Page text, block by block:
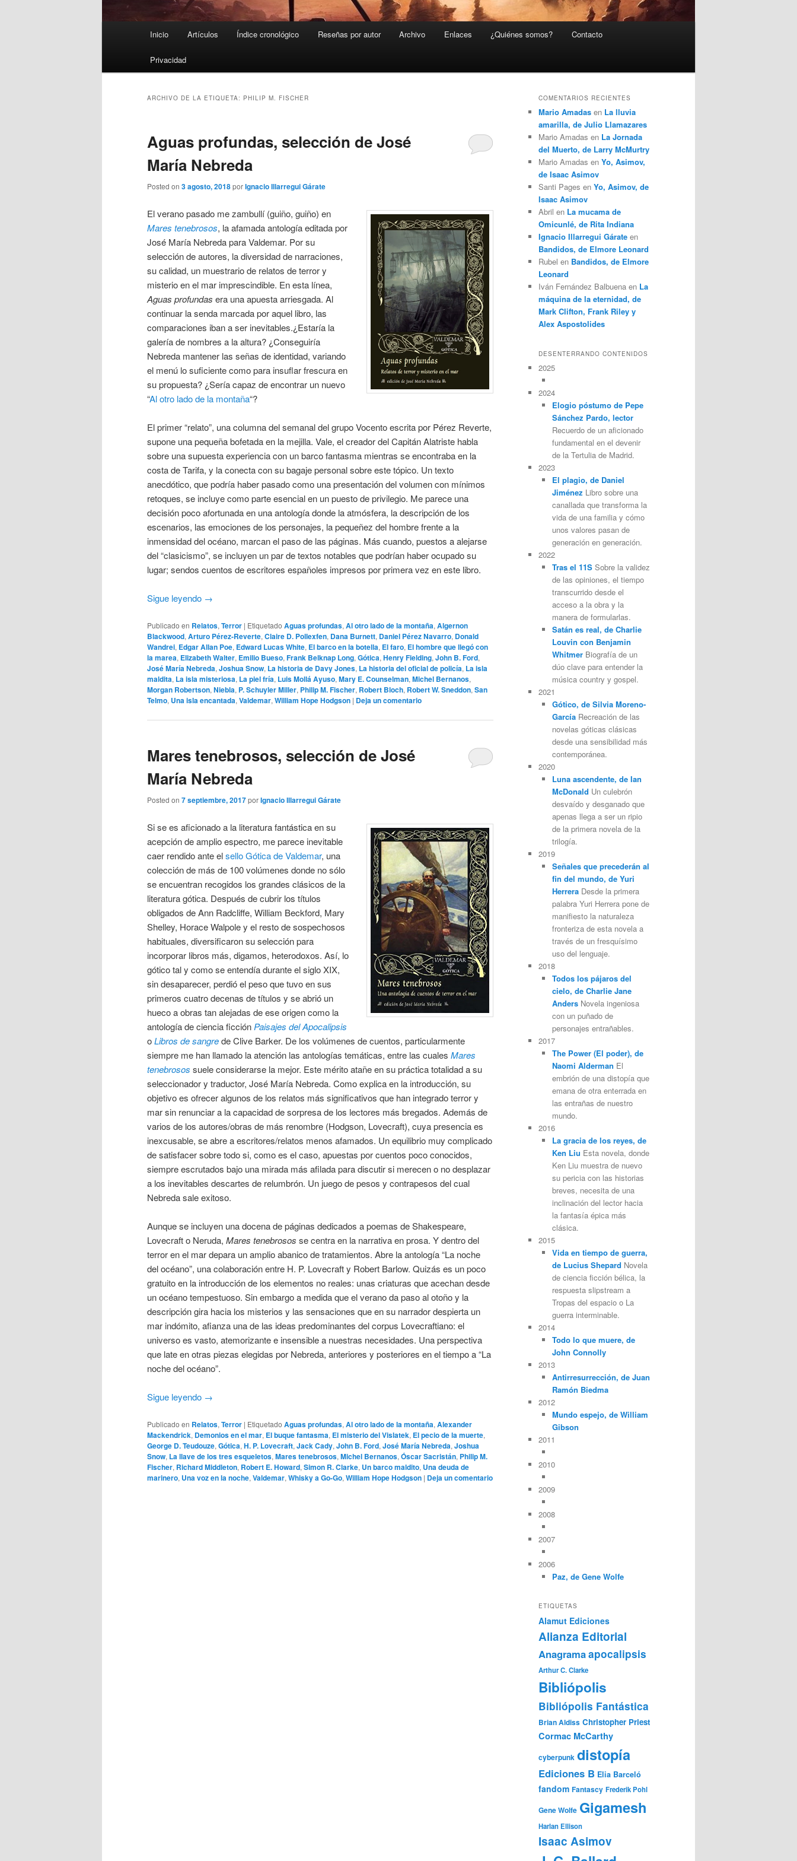
Inicio Artículos Índice cronológico Reseñas por autor Archivo Enlaces ¿Quiénes somos? Contacto
Privacidad
ARCHIVO DE LA ETIQUETA: PHILIP M. FISCHER
Aguas profundas, selección de José
María Nebreda
Posted on 3 agosto, 2018porIgnacio Illarregui Gárate
El verano pasado me zambullí (guiño, guiño) en
Mares tenebrosos, la afamada antología editada por
José María Nebreda para Valdemar. Por su
selección de autores, la diversidad de narraciones,
su calidad, un muestrario de relatos de terror y
misterio en el mar imprescindible. En esta línea,
Aguas profundas era una apuesta arriesgada. Al
continuar la senda marcada por aquel libro, las
comparaciones iban a ser inevitables.¿Estaría la
galería de nombres a la altura? ¿Conseguiría
Nebreda mantener las señas de identidad, variando
el menú lo suficiente como para insuflar frescura en
su propuesta? ¿Sería capaz de encontrar un nuevo
“Al otro lado de la montaña“?
El primer “relato”, una columna del semanal del grupo Vocento escrita por Pérez Reverte,
supone una pequeña bofetada en la mejilla. Vale, el creador del Capitán Alatriste habla
sobre una supuesta experiencia con un barco fantasma mientras se encontraba en la
costa de Tarifa, y la conecta con su bagaje personal sobre este tópico. Un texto
anecdótico, que podría haber pasado como una presentación del volumen con mínimos
retoques, se incluye como parte esencial en un puesto de privilegio. Me parece una
decisión poco afortunada en una antología donde la atmósfera, la descripción de los
escenarios, las emociones de los personajes, la pequeñez del hombre frente a la
inmensidad del océano, marcan el paso de las páginas. Más cuando, puestos a alejarse
del “clasicismo”, se incluyen un par de textos notables que podrían haber ocupado su
lugar; sendos cuentos de escritores españoles impresos por primera vez en este libro.
Sigue leyendo →
Publicado en Relatos, Terror | Etiquetado Aguas profundas, Al otro lado de la montaña, Algernon
Blackwood, Arturo Pérez-Reverte, Claire D. Pollexfen, Dana Burnett, Daniel Pérez Navarro, Donald
Wandrei, Edgar Allan Poe, Edward Lucas White, El barco en la botella, El faro, El hombre que llegó con
la marea, Elizabeth Walter, Emilio Bueso, Frank Belknap Long, Gótica, Henry Fielding, John B. Ford,
José María Nebreda, Joshua Snow, La historia de Davy Jones, La historia del oficial de policía, La isla
maldita, La isla misteriosa, La piel fría, Luis Mollá Ayuso, Mary E. Counselman, Michel Bernanos,
Morgan Robertson, Niebla, P. Schuyler Miller, Philip M. Fischer, Robert Bloch, Robert W. Sneddon, San
Telmo, Una isla encantada, Valdemar, William Hope Hodgson | Deja un comentario
Mares tenebrosos, selección de José
María Nebreda
Posted on 7 septiembre, 2017porIgnacio Illarregui Gárate
Si se es aficionado a la literatura fantástica en su
acepción de amplio espectro, me parece inevitable
caer rendido ante elsello Gótica de Valdemar, una
colección de más de 100 volúmenes donde no sólo
se encuentran recogidos los grandes clásicos de la
literatura gótica. Después de cubrir los títulos
obligados de Ann Radcliffe, William Beckford, Mary
Shelley, Horace Walpole y el resto de sospechosos
habituales, diversificaron su selección para
incorporar libros más, digamos, heterodoxos. Así, lo
gótico tal y como se entendía durante el siglo XIX,
sin desaparecer, perdió el peso que tuvo en sus
primeros cuatro decenas de títulos y se abrió un
hueco a obras tan alejadas de ese origen como la
antología de ciencia ficción Paisajes del Apocalipsis
oLibros de sangrede Clive Barker. De los volúmenes de cuentos, particularmente
siempre me han llamado la atención las antologías temáticas, entre las cuales Mares
tenebrosos suele considerarse la mejor. Este mérito atañe en su práctica totalidad a su
seleccionador y traductor, José María Nebreda. Como explica en la introducción, su
objetivo es ofrecer algunos de los relatos más significativos que han integrado terror y
mar sin renunciar a la capacidad de sorpresa de los lectores más bregados. Además de
varios de los autores/obras de más renombre (Hodgson, Lovecraft), cuya presencia es
inexcusable, se abre a escritores/relatos menos afamados. Un equilibrio muy complicado
de satisfacer sobre todo si, como es el caso, apuestas por cuentos poco conocidos,
siempre escrutados bajo una mirada más afilada para discutir si merecen o no desplazar
a los inevitables descartes de relumbrón. Un juego de pesos y contrapesos del cual
Nebreda sale exitoso.
Aunque se incluyen una docena de páginas dedicados a poemas de Shakespeare,
Lovecraft o Neruda, Mares tenebrosos se centra en la narrativa en prosa. Y dentro del
terror en el mar depara un amplio abanico de tratamientos. Abre la antología “La noche
del océano”, una colaboración entre H. P. Lovecraft y Robert Barlow. Quizás es un poco
gratuito en la introducción de los elementos no reales: unas criaturas que acechan desde
un océano tempestuoso. Sin embargo a medida que el verano da paso al otoño y la
descripción gira hacia los misterios y las sensaciones que en su narrador despierta un
mar indómito, afianza una de las ideas predominantes del corpus Lovecraftiano: el
universo es vasto, atemorizante e insensible a nuestras necesidades. Una perspectiva
que late en otras piezas elegidas por Nebreda, anteriores y posteriores en el tiempo a “La
noche del océano”.
Sigue leyendo →
Publicado en Relatos, Terror | Etiquetado Aguas profundas, Al otro lado de la montaña, Alexander
Mackendrick, Demonios en el mar, El buque fantasma, El misterio del Vislatek, El pecio de la muerte,
George D. Teudouze, Gótica, H. P. Lovecraft, Jack Cady, John B. Ford, José María Nebreda, Joshua
Snow, La llave de los tres esqueletos, Mares tenebrosos, Michel Bernanos, Óscar Sacristán, Philip M.
Fischer, Richard Middleton, Robert E. Howard, Simon R. Clarke, Un barco maldito, Una deuda de
marinero, Una voz en la noche, Valdemar, Whisky a Go-Go, William Hope Hodgson | Deja un comentario
COMENTARIOS RECIENTES
Mario Amadas en La lluvia
amarilla, de Julio Llamazares
Mario Amadas en La Jornada
del Muerto, de Larry McMurtry
Mario Amadas en Yo, Asimov,
de Isaac Asimov
Santi Pages en Yo, Asimov, de
Isaac Asimov
Abril en La mucama de
Omicunlé, de Rita Indiana
Ignacio Illarregui Gárate en
Bandidos, de Elmore Leonard
Rubel en Bandidos, de Elmore
Leonard
Iván Fernández Balbuena en La
máquina de la eternidad, de
Mark Clifton, Frank Riley y
Alex Aspostolides
DESENTERRANDO CONTENIDOS
2025
2024
Elogio póstumo de Pepe
Sánchez Pardo, lector
Recuerdo de un aficionado
fundamental en el devenir
de la Tertulia de Madrid.
2023
El plagio, de Daniel
Jiménez Libro sobre una
canallada que transforma la
vida de una familia y cómo
unos valores pasan de
generación en generación.
2022
Tras el 11SSobre la validez
de las opiniones, el tiempo
transcurrido desde el
acceso a la obra y la
manera de formularlas.
Satán es real, de Charlie
Louvin con Benjamin
WhitmerBiografía de un
dúo clave para entender la
música country y gospel.
2021
Gótico, de Silvia Moreno-
GarcíaRecreación de las
novelas góticas clásicas
desde una sensibilidad más
contemporánea.
2020
Luna ascendente, de Ian
McDonald Un culebrón
desvaído y desganado que
apenas llega a ser un ripio
de la primera novela de la
trilogía.
2019
Señales que precederán al
fin del mundo, de Yuri
HerreraDesde la primera
palabra Yuri Herrera pone de
manifiesto la naturaleza
fronteriza de esta novela a
través de un fresquísimo
uso del lenguaje.
2018
Todos los pájaros del
cielo, de Charlie Jane
AndersNovela ingeniosa
con un puñado de
personajes entrañables.
2017
The Power (El poder), de
Naomi Alderman El
embrión de una distopía que
emana de otra enterrada en
las entrañas de nuestro
mundo.
2016
La gracia de los reyes, de
Ken Liu Esta novela, donde
Ken Liu muestra de nuevo
su pericia con las historias
breves, necesita de una
inclinación del lector hacia
la fantasía épica más
clásica.
2015
Vida en tiempo de guerra,
de Lucius Shepard Novela
de ciencia ficción bélica, la
respuesta slipstream a
Tropas del espacio o La
guerra interminable.
2014
Todo lo que muere, de
John Connolly
2013
Antirresurrección, de Juan
Ramón Biedma
2012
Mundo espejo, de William
Gibson
2011
2010
2009
2008
2007
2006
Paz, de Gene Wolfe
ETIQUETAS
Alamut Ediciones
Alianza Editorial
Anagramaapocalipsis
Arthur C. Clarke
Bibliópolis
Bibliópolis Fantástica
Brian Aldiss Christopher Priest
Cormac McCarthy
cyberpunk distopía
Ediciones B Elia Barceló
fandom Fantascy Frederik Pohl
Gene Wolfe Gigamesh
Harlan Ellison
Isaac Asimov